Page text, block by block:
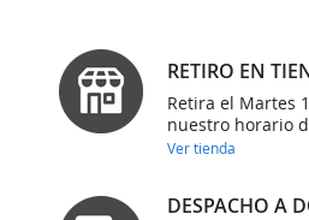
RETIRO EN
Retira el Martes
nuestro horario
Ver tienda
DESPACHO A